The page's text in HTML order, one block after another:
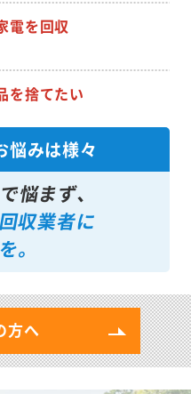
電を回収
を捨てたい
悩みは様々
悩まず、
収業者に
。
方へ